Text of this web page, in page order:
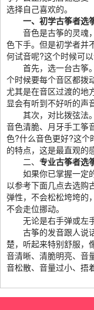
选择自己喜欢的。
一、初学古筝者选
音色是古筝的灵魂，
色下手。但是初学者并
何试音呢?这个时候可以
首先，选一台古筝。
个时候要每个音区都拨
尤其是在音区过渡的地
显会有听到不好听的声
其次，对比拨弦法。
音色清脆、月牙手工筝
色?什么音色更好?这个
的特点，这是最直观的
二、 专业古筝者选
如果你已掌握一定的
以参考下面几点去选购
弹性，不会松松垮垮的
不会走位挪动。
无论是右手弹或左手
古筝的发音跟人说话
楚，听起来特别舒服，
音清晰、清脆明亮、音
音松散、音量过小、捂